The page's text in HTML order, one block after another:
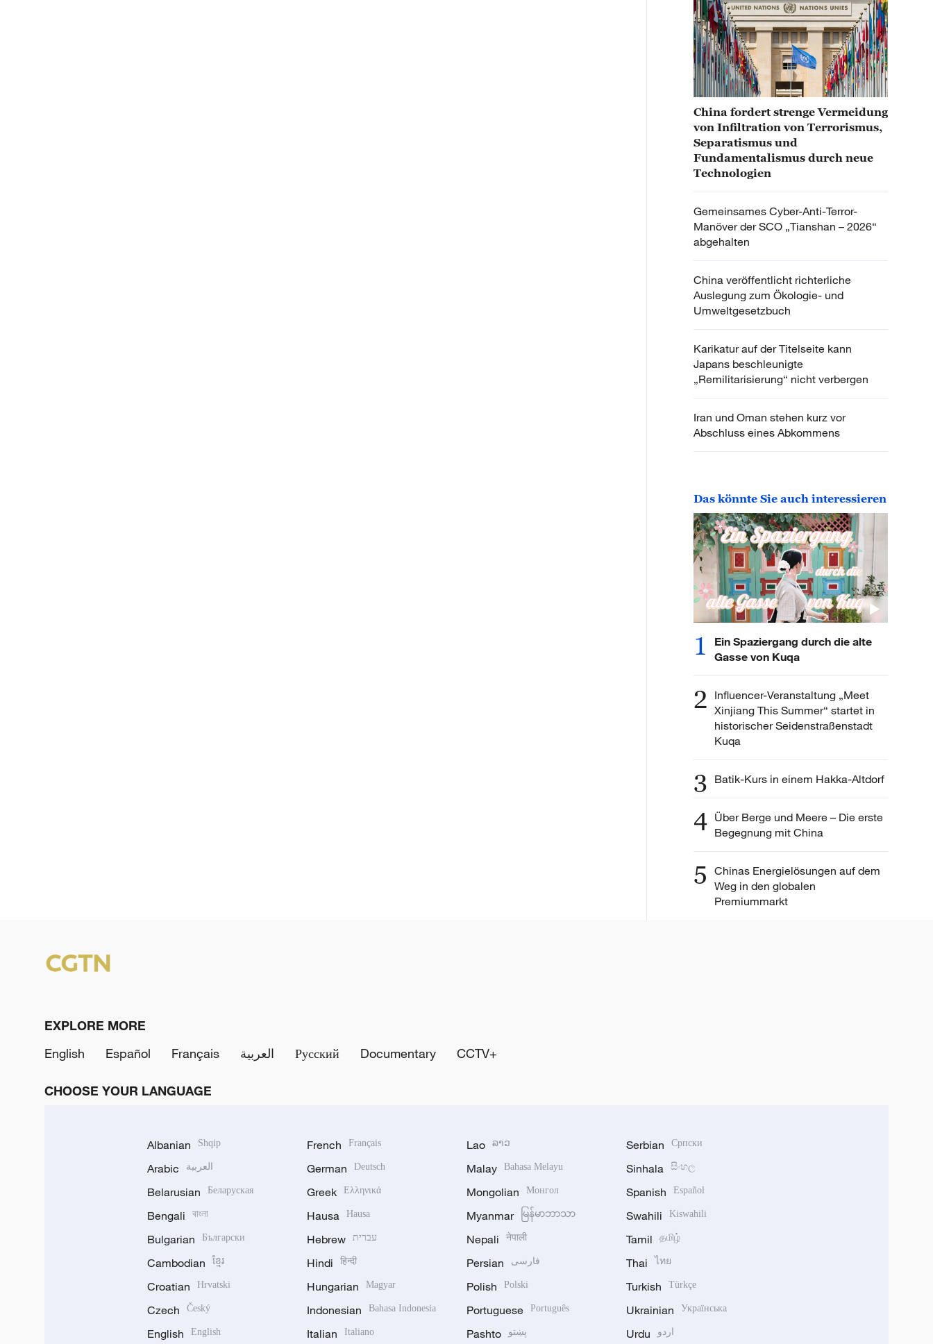
China fordert strenge Vermeidung
von Infiltration von Terrorismus,
Separatismus und
Fundamentalismus durch neue
Technologien
Gemeinsames Cyber-Anti-Terror-
Manöver der SCO „Tianshan – 2026“
abgehalten
China veröffentlicht richterliche
Auslegung zum Ökologie- und
Umweltgesetzbuch
Karikatur auf der Titelseite kann
Japans beschleunigte
„Remilitarisierung“ nicht verbergen
Iran und Oman stehen kurz vor
Abschluss eines Abkommens
Das könnte Sie auch interessieren
1
Ein Spaziergang durch die alte
Gasse von Kuqa
2 Influencer-Veranstaltung „Meet
Xinjiang This Summer“ startet in
historischer Seidenstraßenstadt
Kuqa
3 Batik-Kurs in einem Hakka-Altdorf
4 Über Berge und Meere – Die erste
Begegnung mit China
5 Chinas Energielösungen auf dem
Weg in den globalen
Premiummarkt
EXPLORE MORE
English
Español Français العربية Русский Documentary CCTV+
CHOOSE YOUR LANGUAGE
Albanian Shqip
Arabic العربية
Belarusian Беларуская
Bengali বাংলা
Bulgarian Български
Cambodian ខ្មែរ
Croatian Hrvatski
Czech Český
English English
French Français
German Deutsch
Greek Ελληνικά
Hausa Hausa
Hebrew עברית
Hindi हिन्दी
Hungarian Magyar
Indonesian Bahasa Indonesia
Italian Italiano
Lao ລາວ
Malay Bahasa Melayu
Mongolian Монгол
Myanmar မြန်မာဘာသာ
Nepali नेपाली
Persian فارسی
Polish Polski
Portuguese Português
Pashto پښتو
Serbian Српски
Sinhala සිංහල
Spanish Español
Swahili Kiswahili
Tamil தமிழ்
Thai ไทย
Turkish Türkçe
Ukrainian Українська
Urdu اردو